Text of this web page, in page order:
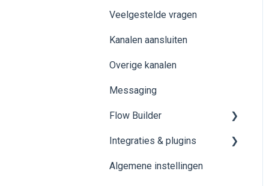
Veelgestelde vragen
Kanalen aansluiten
Overige kanalen
Messaging
Flow Builder
1.0 👨🏻‍💻 HOW TO
FLOWBUILDER FROM
Integraties & plugins
HubSpot
Algemene instellingen